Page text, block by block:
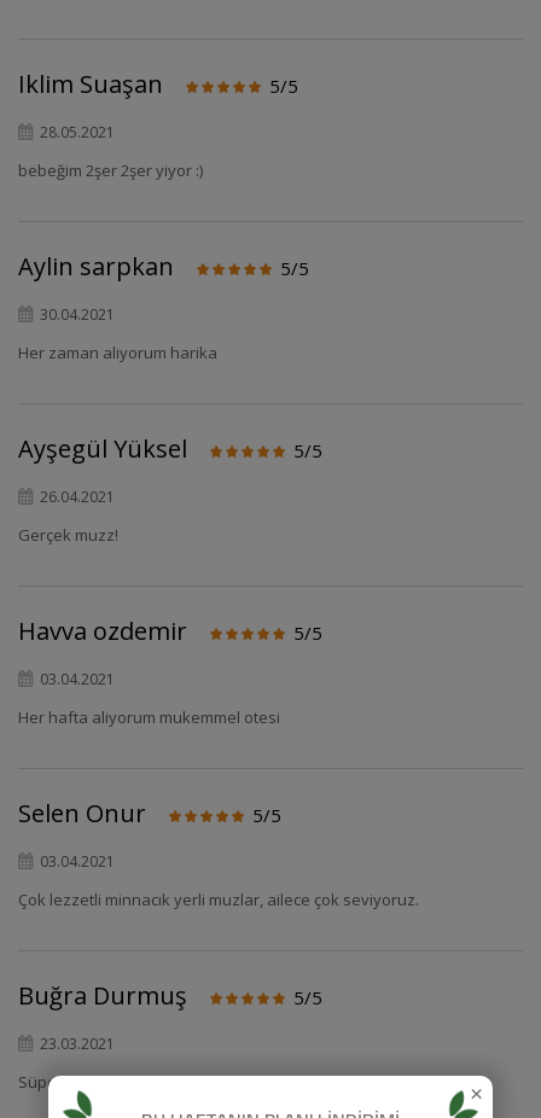
Iklim Suaşan 5/5
28.05.2021
bebeğim 2şer 2şer yiyor :)
Aylin sarpkan 5/5
30.04.2021
Her zaman aliyorum harika
Ayşegül Yüksel 5/5
26.04.2021
Gerçek muzz!
Havva ozdemir 5/5
03.04.2021
Her hafta aliyorum mukemmel otesi
Selen Onur 5/5
03.04.2021
Çok lezzetli minnacık yerli muzlar, ailece çok seviyoruz.
Buğra Durmuş 5/5
23.03.2021
Süper ×